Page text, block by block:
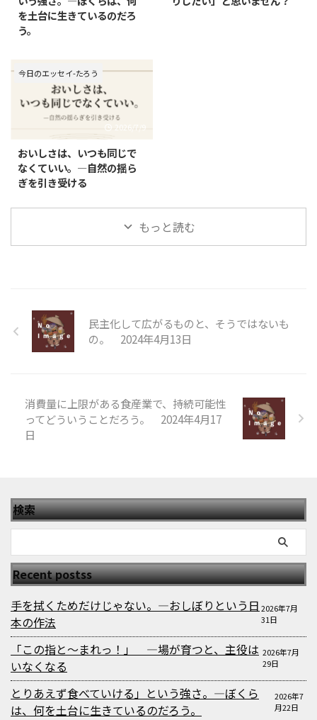
を土台に生きているのだろ
う。
今日のエッセイ-たろう
2026/7/9
おいしさは、いつも同じで
なくていい。—自然の揺ら
ぎを引き受ける
もっと読む
民主化して広がるものと、そうではないも
の。 2024年4月13日
消費量に上限がある食産業で、持続可能性
ってどういうことだろう。 2024年4月17
日
検索
Recent postss
手を拭くためだけじゃない。—おしぼりという日
本の作法
2026年7月
31日
「この指と〜まれっ！」 —場が育つと、主役は
いなくなる
2026年7月
29日
とりあえず食べていける」という強さ。—ぼくら
は、何を土台に生きているのだろう。
2026年7
月22日